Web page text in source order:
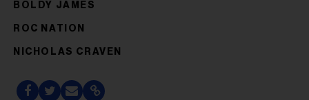
BOLDY JAMES
ROC NATION
NICHOLAS CRAVEN